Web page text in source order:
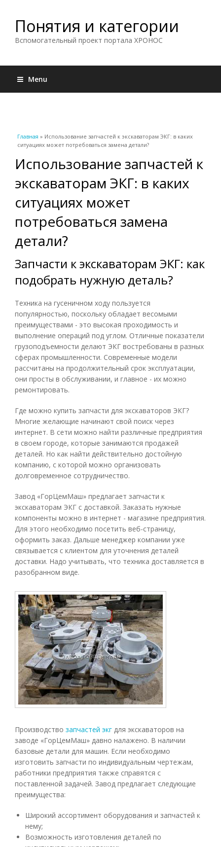
Понятия и категории
Вспомогательный проект портала ХРОНОС
Menu
Вы здесь
Главная » Использование запчастей к экскаваторам ЭКГ: в каких
ситуациях может потребоваться замена детали?
Использование запчастей к
экскаваторам ЭКГ: в каких
ситуациях может
потребоваться замена
детали?
Запчасти к экскаваторам ЭКГ: как
подобрать нужную деталь?
Техника на гусеничном ходу пользуется
популярностью, поскольку обладает весомыми
преимуществами - это высокая проходимость и
выполнение операций под углом. Отличные показатели
грузоподъемности делают ЭКГ востребованы в разных
сферах промышленности. Современные модели
рассчитаны на продолжительный срок эксплуатации,
они просты в обслуживании, и главное - их можно
ремонтировать.
Где можно купить запчасти для экскаваторов ЭКГ?
Многие желающие начинают свой поиск через
интернет. В сети можно найти различные предприятия
в своем городе, которые занимаются продажей
деталей. Но как найти действительно достойную
компанию, с которой можно организовать
долговременное сотрудничество.
Завод «ГорЦемМаш» предлагает запчасти к
экскаваторам ЭКГ с доставкой. Заказать нужные
компоненты можно в интернет - магазине предприятия.
Для этого необходимо посетить веб-страницу,
оформить заказ. Дальше менеджер компании уже
связывается с клиентом для уточнения деталей
доставки. Надо учитывать, что техника доставляется в
разобранном виде.
Производство запчастей экг для экскаваторов на
заводе «ГорЦемМаш» давно налажено. В наличии
базовые детали для машин. Если необходимо
изготовить запчасти по индивидуальным чертежам,
работники предприятия также справятся с
поставленной задачей. Завод предлагает следующие
преимущества:
Широкий ассортимент оборудования и запчастей к
нему;
Возможность изготовления деталей по